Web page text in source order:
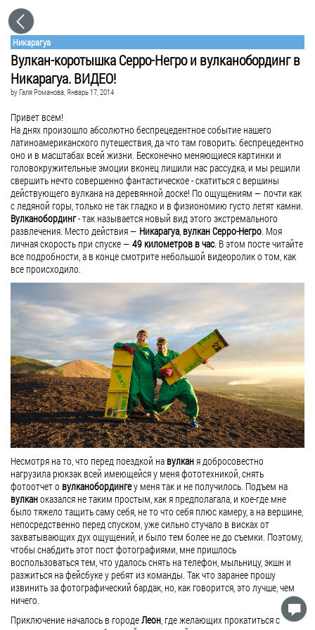
Никарагуа
Вулкан-коротышка Серро-Негро и вулканобординг в
Никарагуа. ВИДЕО!
byГаля Романова, Январь 17, 2014
Привет всем!
На днях произошло абсолютно беспрецедентное событие нашего
латиноамериканского путешествия, да что там говорить: беспрецедентно
оно и в масштабах всей жизни. Бесконечно меняющиеся картинки и
головокружительные эмоции вконец лишили нас рассудка, и мы решили
свершить нечто совершенно фантастическое - скатиться с вершины
действующего вулкана на деревянной доске! По ощущениям — почти как
с ледяной горы, только не так гладко и в физиономию густо летят камни.
Вулканобординг- так называется новый вид этого экстремального
развлечения. Место действия — Никарагуа, вулкан Серро-Негро. Моя
личная скорость при спуске — 49 километров в час. В этом посте читайте
все подробности, а в конце смотрите небольшой видеоролик о том, как
все происходило.
Несмотря на то, что перед поездкой на вулканя добросовестно
нагрузила рюкзак всей имеющейся у меня фототехникой, снять
фотоотчет о вулканобордингеу меня так и не получилось. Подъем на
вулканоказался не таким простым, как я предполагала, и кое-где мне
было тяжело тащить саму себя, не то что себя плюс камеру, а на вершине,
непосредственно перед спуском, уже сильно стучало в висках от
захватывающих дух ощущений, и было тем более не до съемки. Поэтому,
чтобы снабдить этот пост фотографиями, мне пришлось
воспользоваться тем, что удалось снять на телефон, мыльницу, экшн и
разжиться на фейсбуке у ребят из команды. Так что заранее прошу
извинить за фотографический бардак, но, как говорится, это лучше, чем
ничего.
Приключение началось в городеЛеон, где желающих прокатиться с